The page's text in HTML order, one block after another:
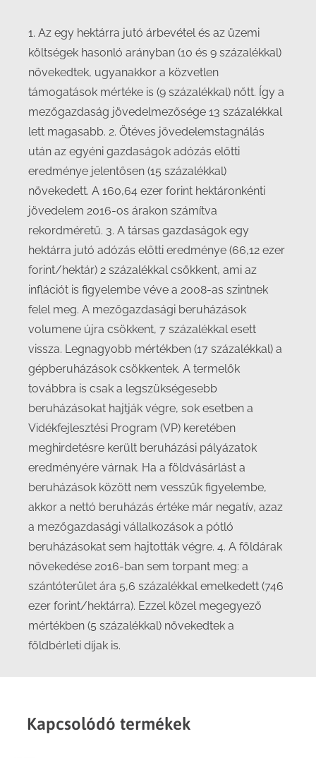
1. Az egy hektárra jutó árbevétel és az üzemi
költségek hasonló arányban (10 és 9 százalékkal)
növekedtek, ugyanakkor a közvetlen
támogatások mértéke is (9 százalékkal) nőtt. Így a
mezőgazdaság jövedelmezősége 13 százalékkal
lett magasabb. 2. Ötéves jövedelemstagnálás
után az egyéni gazdaságok adózás előtti
eredménye jelentősen (15 százalékkal)
növekedett. A 160,64 ezer forint hektáronkénti
jövedelem 2016-os árakon számítva
rekordméretű. 3. A társas gazdaságok egy
hektárra jutó adózás előtti eredménye (66,12 ezer
forint/hektár) 2 százalékkal csökkent, ami az
inflációt is figyelembe véve a 2008-as szintnek
felel meg. A mezőgazdasági beruházások
volumene újra csökkent, 7 százalékkal esett
vissza. Legnagyobb mértékben (17 százalékkal) a
gépberuházások csökkentek. A termelők
továbbra is csak a legszükségesebb
beruházásokat hajtják végre, sok esetben a
Vidékfejlesztési Program (VP) keretében
meghirdetésre került beruházási pályázatok
eredményére várnak. Ha a földvásárlást a
beruházások között nem vesszük figyelembe,
akkor a nettó beruházás értéke már negatív, azaz
a mezőgazdasági vállalkozások a pótló
beruházásokat sem hajtották végre. 4. A földárak
növekedése 2016-ban sem torpant meg: a
szántóterület ára 5,6 százalékkal emelkedett (746
ezer forint/hektárra). Ezzel közel megegyező
mértékben (5 százalékkal) növekedtek a
földbérleti díjak is.
Kapcsolódó termékek